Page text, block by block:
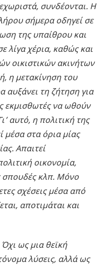
συνδέονται. Η
σήμερα οδηγεί σε
της υπαίθρου και
λίγα χέρια, καθώς και
οικιστικών ακινήτων
η μετακίνηση του
αυξάνει τη ζήτηση για
εκμισθωτές να ωθούν
αυτό, η πολιτική της
μέσα στα όρια μίας
Απαιτεί
οικονομία,
σπουδές κλπ. Μόνο
σχέσεις μέσα από
αποτιμάται και
ως μια θεϊκή
λύσεις, αλλά ως